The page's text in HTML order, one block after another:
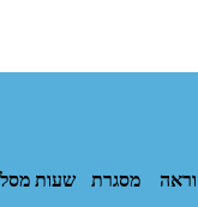
מסגרת שעות